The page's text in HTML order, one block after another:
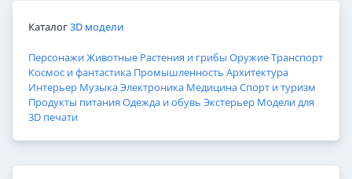
Каталог3D модели
ПерсонажиЖивотные Растения и грибы ОружиеТранспорт
Космос и фантастика Промышленность Архитектура
Интерьер МузыкаЭлектроника МедицинаСпорт и туризм
Продукты питания Одежда и обувь Экстерьер Модели для
3D печати